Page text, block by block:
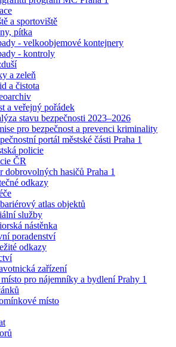
a sportoviště
pítka
- velkoobjemové kontejnery
- kontroly
a zeleň
a čistota
a veřejný pořádek
stavu bezpečnosti 2023–2026
pro bezpečnost a prevenci kriminality
portál městské části Praha 1
policie
ČR
dobrovolných hasičů Praha 1
odkazy
atlas objektů
služby
nástěnka
poradenství
odkazy
zařízení
pro nájemníky a bydlení Prahy 1
místo